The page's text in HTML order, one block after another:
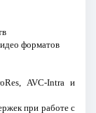
форматов
AVC-Intra и
при работе с